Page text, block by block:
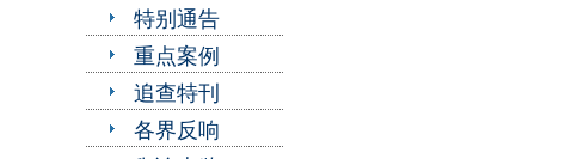
特别通告
重点案例
追查特刊
各界反响